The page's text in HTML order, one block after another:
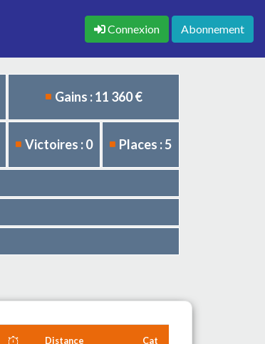
Connexion Abonnement
Gains : 11 360 €
Victoires : 0 Places : 5
Distance Cat